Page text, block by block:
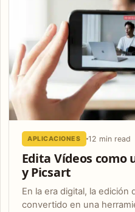
APLICACIONES 12 min read
Edita Vídeos como
y Picsart
En la era digital, la edición
convertido en una